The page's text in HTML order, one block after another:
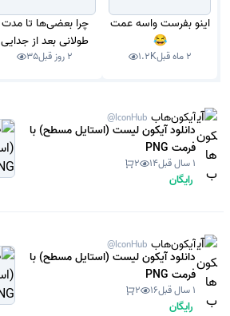
اینو بفرست واسه عمت
😂
2 ماه قبل 1.2K
چرا بعضی‌ها تا مدت
طولانی بعد از جدایی
عاشق نمیشن؟
2 روز قبل 35
آیکون‌هاب @IconHub
دانلود آیکون لیست (استایل مسطح) با
فرمت PNG
1 سال قبل 14
2
رایگان
آیکون‌هاب @IconHub
دانلود آیکون لیست (استایل مسطح) با
فرمت PNG
1 سال قبل 16
2
رایگان